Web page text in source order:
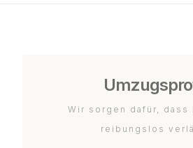
Wir sorgen dafür, dass
reibungslos